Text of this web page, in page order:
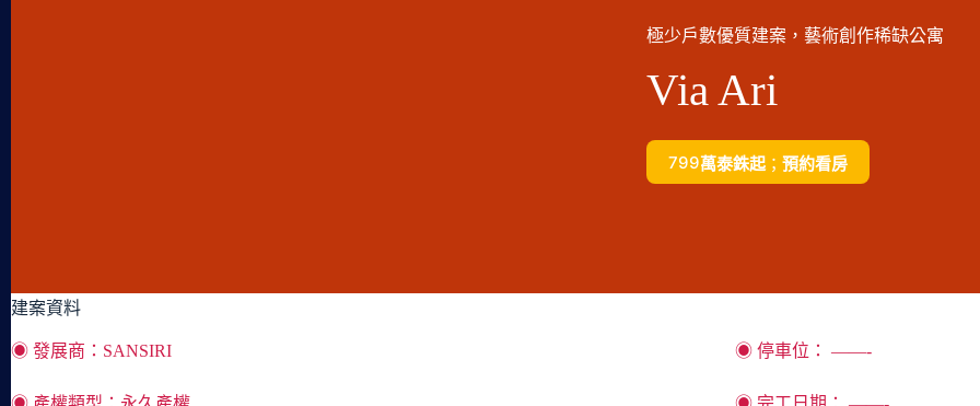
極少戶數優質建案，藝術創作稀缺公寓
Via Ari
799萬泰銖起； 預約看房
建案資料
◉ 發展商：SANSIRI ◉ 停車位： ——-